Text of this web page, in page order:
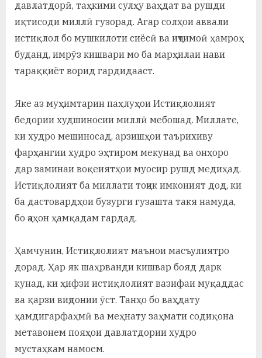
давлатдорӣ, таҳкими сулҳу ваҳдат ва рушди
иқтисоди миллӣ гузорад. Агар солҳои аввали
истиқлол бо мушкилоти сиёсӣ ва иҷтимоӣ ҳамроҳ
буданд, имрӯз кишвари мо ба марҳилаи нави
тараққиёт ворид гардидааст.
Яке аз муҳимтарин паҳлуҳои Истиқлолият
бедории худшиносии миллӣ мебошад. Миллате,
ки худро мешиносад, арзишҳои таърихиву
фарҳангии худро эҳтиром мекунад ва онҳоро
дар заминаи воқеиятҳои муосир рушд медиҳад.
Истиқлолият ба миллати тоҷик имконият дод, ки
ба дастовардҳои бузурги гузашта такя намуда,
бо ҷаҳон ҳамқадам гардад.
Ҳамчунин, Истиқлолият маънои масъулиятро
дорад. Ҳар як шаҳрванди кишвар бояд дарк
кунад, ки ҳифзи истиқлолият вазифаи муқаддас
ва қарзи виҷдонии ӯст. Танҳо бо ваҳдату
ҳамдигарфаҳмӣ ва меҳнату заҳмати содиқона
метавонем пояҳои давлатдории худро
мустаҳкам намоем.